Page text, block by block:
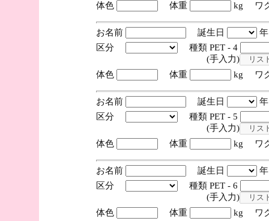
体色
体重 kg ワ
お名前 誕生日
区分
種類 PET - 4
(手入力)
体色
体重 kg ワ
お名前 誕生日
区分
種類 PET - 5
(手入力)
体色
体重 kg ワ
お名前 誕生日
区分
種類 PET - 6
(手入力)
体色
体重 kg ワ